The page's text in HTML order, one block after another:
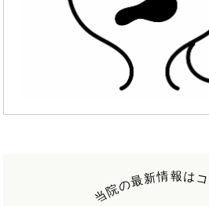
当院の最新情報はコ